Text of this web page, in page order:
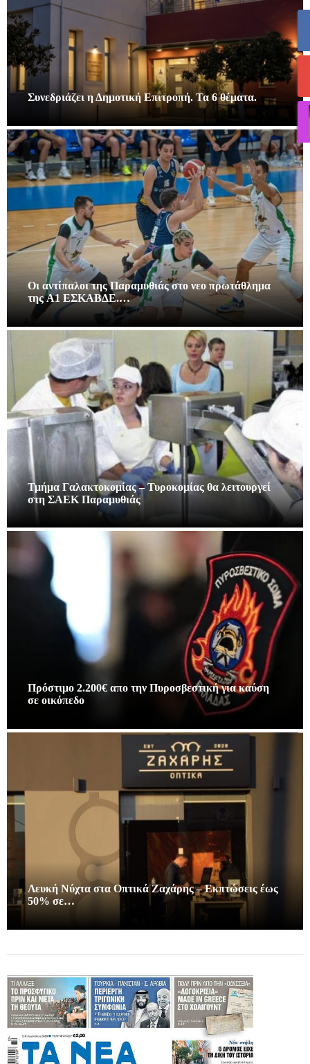
Συνεδριάζει η Δημοτική Επιτροπή. Τα 6 θέματα.
Οι αντίπαλοι της Παραμυθιάς στο νεο πρωτάθλημα
της A1 ΕΣΚΑΒΔΕ.…
Τμήμα Γαλακτοκομίας – Τυροκομίας θα λειτουργεί
στη ΣΑΕΚ Παραμυθιάς
Πρόστιμο 2.200€ απο την Πυροσβεστική για καύση
σε οικόπεδο
Λευκή Νύχτα στα Οπτικά Ζαχάρης – Εκπτώσεις έως
50% σε…